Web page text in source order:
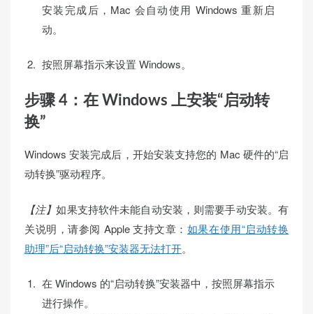
安装完成后，Mac 会自动使用 Windows 重新启
动。
按照屏幕指示来设置 Windows。
步骤 4：在 Windows 上安装“启动转
换”
Windows 安装完成后，开始安装支持您的 Mac 硬件的“启
动转换”驱动程序。
【注】如果支持软件未能自动安装，则需要手动安装。有
关说明，请参阅 Apple 支持文章： 如果在使用“启动转换
助理”后“启动转换”安装器无法打开。
在 Windows 的“启动转换”安装器中，按照屏幕指示
进行操作。